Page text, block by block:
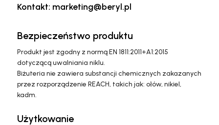
Kontakt: marketing@beryl.pl
Bezpieczeństwo produktu
Produkt jest zgodny z normą EN 1811:2011+A1:2015
dotyczącą uwalniania niklu.
Biżuteria nie zawiera substancji chemicznych zakazanych
przez rozporządzenie REACH, takich jak: ołów, nikiel,
kadm.
Użytkowanie